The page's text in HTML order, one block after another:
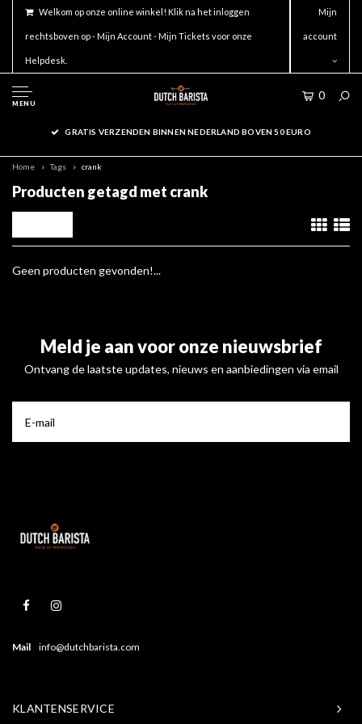
Welkom op onze online winkel! Klik na het inloggen
rechtsboven op - Mijn Account - Mijn Tickets voor onze
Helpdesk.
Mijn
account
MENU
0
GRATIS VERZENDEN BINNEN NEDERLAND BOVEN 50 EURO
Home Tags crank
Producten getagd met crank
Geen producten gevonden!...
Meld je aan voor onze nieuwsbrief
Ontvang de laatste updates, nieuws en aanbiedingen via email
Mail info@dutchbarista.com
KLANTENSERVICE